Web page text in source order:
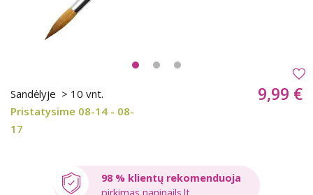
Sandėlyje > 10 vnt.
Pristatysime 08-14 - 08-
17
9,99 €
98 % klientų rekomenduoja